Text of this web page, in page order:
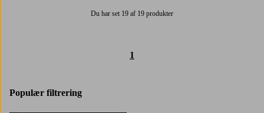
Du har set 19 af 19 produkter
1
Populær filtrering